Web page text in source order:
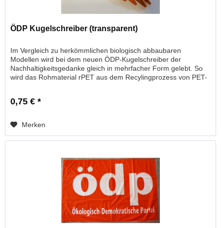
ÖDP Kugelschreiber (transparent)
Im Vergleich zu herkömmlichen biologisch abbaubaren
Modellen wird bei dem neuen ÖDP-Kugelschreiber der
Nachhaltigkeitsgedanke gleich in mehrfacher Form gelebt. So
wird das Rohmaterial rPET aus dem Recylingprozess von PET-
0,75 € *
Merken